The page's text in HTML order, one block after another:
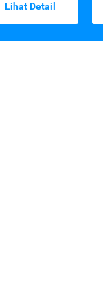
Lihat Detail